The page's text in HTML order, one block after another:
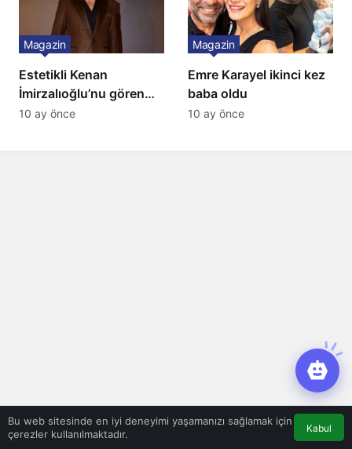
Estetikli Kenan
İmirzalıoğlu’nu gören
tanıyamıyor: Son hali
Magazin
10 ay önce
Emre Karayel ikinci kez
baba oldu
Magazin
10 ay önce
Bu web sitesinde en iyi deneyimi yaşamanızı sağlamak için
çerezler kullanılmaktadır.
Kabul